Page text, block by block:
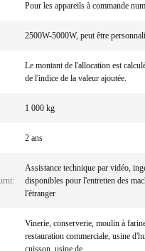
Pour les appareils à commande
2500W-5000W, peut être
Le montant de l'allocation est
de l'indice de la valeur ajoutée.
1 000 kg
2 ans
Assistance technique par vidéo,
disponibles pour l'entretien des
l'étranger
Vinerie, conserverie, moulin à
restauration commerciale, usine
cuisson, usine de